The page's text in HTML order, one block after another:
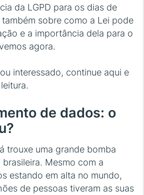
da LGPD para os dias de
sobre como a Lei pode
e a importância dela para o
agora.
interessado, continue aqui e
de dados: o
trouxe uma grande bomba
Mesmo com a
estando em alta no mundo,
de pessoas tiveram as suas